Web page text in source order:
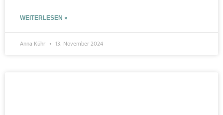
WEITERLESEN »
Anna Kühr 13. November 2024